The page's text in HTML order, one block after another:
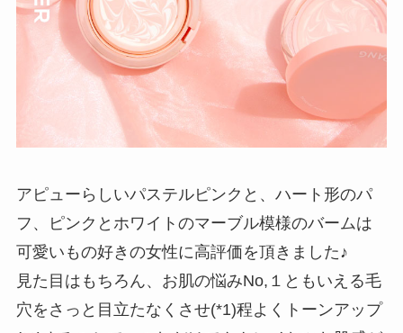
アピューらしいパステルピンクと、ハート形のパ
フ、ピンクとホワイトのマーブル模様のバームは
可愛いもの好きの女性に高評価を頂きました♪
見た目はもちろん、お肌の悩みNo,１ともいえる毛
穴をさっと目立たなくさせ(*1)程よくトーンアップ